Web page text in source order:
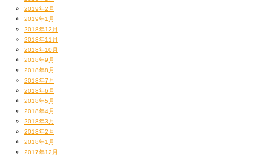
2019年2月
2019年1月
2018年12月
2018年11月
2018年10月
2018年9月
2018年8月
2018年7月
2018年6月
2018年5月
2018年4月
2018年3月
2018年2月
2018年1月
2017年12月